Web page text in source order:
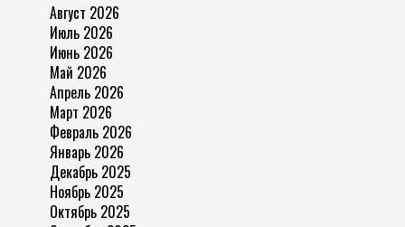
Август 2026
Июль 2026
Июнь 2026
Май 2026
Апрель 2026
Март 2026
Февраль 2026
Январь 2026
Декабрь 2025
Ноябрь 2025
Октябрь 2025